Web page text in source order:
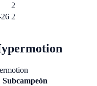
2
2
Subcampeón